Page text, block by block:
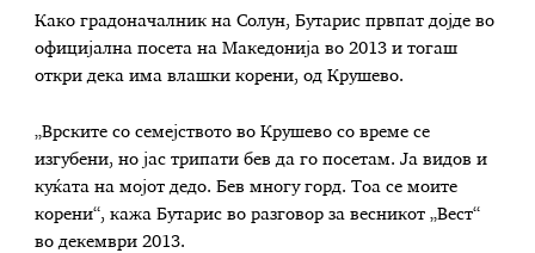
Како градоначалник на Солун, Бутарис првпат дојде во
официјална посета на Македонија во 2013 и тогаш
откри дека има влашки корени, од Крушево.
„Врските со семејството во Крушево со време се
изгубени, но јас трипати бев да го посетам. Ја видов и
куќата на мојот дедо. Бев многу горд. Тоа се моите
корени“, кажа Бутарис во разговор за весникот „Вест“
во декември 2013.